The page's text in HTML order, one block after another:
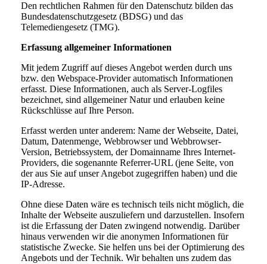
Den rechtlichen Rahmen für den Datenschutz bilden das
Bundesdatenschutzgesetz (BDSG) und das
Telemediengesetz (TMG).
Erfassung allgemeiner Informationen
Mit jedem Zugriff auf dieses Angebot werden durch uns
bzw. den Webspace-Provider automatisch Informationen
erfasst. Diese Informationen, auch als Server-Logfiles
bezeichnet, sind allgemeiner Natur und erlauben keine
Rückschlüsse auf Ihre Person.
Erfasst werden unter anderem: Name der Webseite, Datei,
Datum, Datenmenge, Webbrowser und Webbrowser-
Version, Betriebssystem, der Domainname Ihres Internet-
Providers, die sogenannte Referrer-URL (jene Seite, von
der aus Sie auf unser Angebot zugegriffen haben) und die
IP-Adresse.
Ohne diese Daten wäre es technisch teils nicht möglich, die
Inhalte der Webseite auszuliefern und darzustellen. Insofern
ist die Erfassung der Daten zwingend notwendig. Darüber
hinaus verwenden wir die anonymen Informationen für
statistische Zwecke. Sie helfen uns bei der Optimierung des
Angebots und der Technik. Wir behalten uns zudem das